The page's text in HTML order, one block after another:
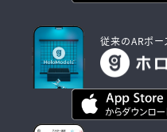
従来のARポ